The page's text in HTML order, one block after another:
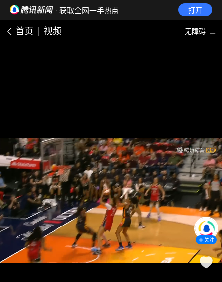
· 获取全网一手热点 打开
首页 视频 无障碍
关注